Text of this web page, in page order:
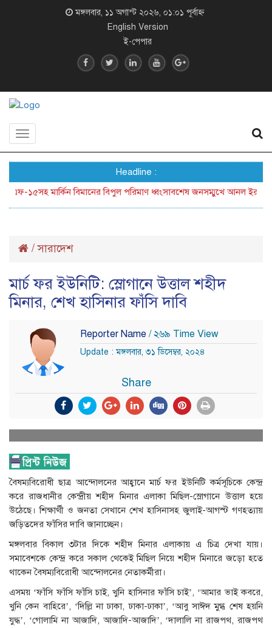
মঙ্গলবার, ১১ অগাস্ট ২০২৬, ০১:০১ পূর্বাহ্ন
English Version
ই-পেপার
Toggle
Headline :
১৫সহ মার্কিন বিমানের বিপুল পরিমাণ ধ্বংসাবশেষ জনসম্মুখে আনল ইরান
/সারাদেশ
মার্চ ফর ইউনিটি: স্লোগানে উত্তাল শহীদ
মিনার, শেখ হাসিনার ফাঁসি দাবি
Reporter Name / ২৬৯ Time View
Update : মঙ্গলবার, ৩১ ডিসেম্বর, ২০২৪
Share
বৈষম্যবিরোধী ছাত্র আন্দোলনের আহ্বানে মার্চ ফর ইউনিটি কর্মসূচিকে কেন্দ্র
করে রাজধানীর কেন্দ্রীয় শহীদ মিনার এলাকা মিছিল-স্লোগানে উত্তাল হয়ে
উঠেছে। শিক্ষার্থী ও জনতা সেখানে শেখ হাসিনাসহ জুলাই-আগস্ট গণহত্যায়
জড়িতদের ফাঁসির দাবি জানাচ্ছেন।
মঙ্গলবার বিকাল ৩টার দিকে শহীদ মিনার এলাকায় এ চিত্র দেখা যায়।
সমাবেশকে কেন্দ্র করে সকাল থেকেই মিছিল নিয়ে শহীদ মিনারে জড়ো হতে
থাকেন বৈষম্যবিরোধী আন্দোলনের নেতাকর্মীরা।
এসময় ‘ফাঁসি ফাঁসি ফাঁসি চাই, খুনি হাসিনার ফাঁসি চাই’, ‘আমার ভাই কবরে,
খুনি কেন বাহিরে’, ‘দিল্লি না ঢাকা, ঢাকা-ঢাকা’, ‘আবু সাঈদ মুগ্ধ শেষ হয়নি
যুদ্ধ’, ‘গোলামি না আজাদি, আজাদি-আজাদি’, ‘দালালি না রাজপথ, রাজপথ